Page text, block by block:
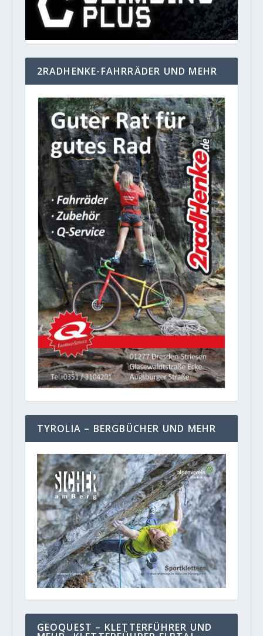
2RADHENKE-FAHRRÄDER UND MEHR
TYROLIA – BERGBÜCHER UND MEHR
GEOQUEST – KLETTERFÜHRER UND